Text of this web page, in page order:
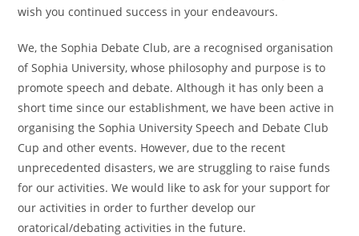
wish you continued success in your endeavours.
We, the Sophia Debate Club, are a recognised organisation
of Sophia University, whose philosophy and purpose is to
promote speech and debate. Although it has only been a
short time since our establishment, we have been active in
organising the Sophia University Speech and Debate Club
Cup and other events. However, due to the recent
unprecedented disasters, we are struggling to raise funds
for our activities. We would like to ask for your support for
our activities in order to further develop our
oratorical/debating activities in the future.